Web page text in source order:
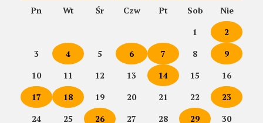
Pn Wt Śr Czw Pt Sob
Nie
1
2
3
4 5 6 7 8
9
10
11 12 13 14 15
16
17
18 19 20 21 22
23
24
25 26 27 28 29 30